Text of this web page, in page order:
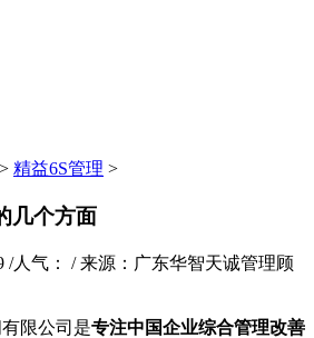
> 精益6S管理 >
几个方面
/人气： / 来源：广东华智天诚管理顾
限公司是专注中国企业综合管理改善